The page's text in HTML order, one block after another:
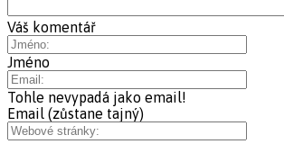
Váš komentář
Jméno
Tohle nevypadá jako email!
Email (zůstane tajný)